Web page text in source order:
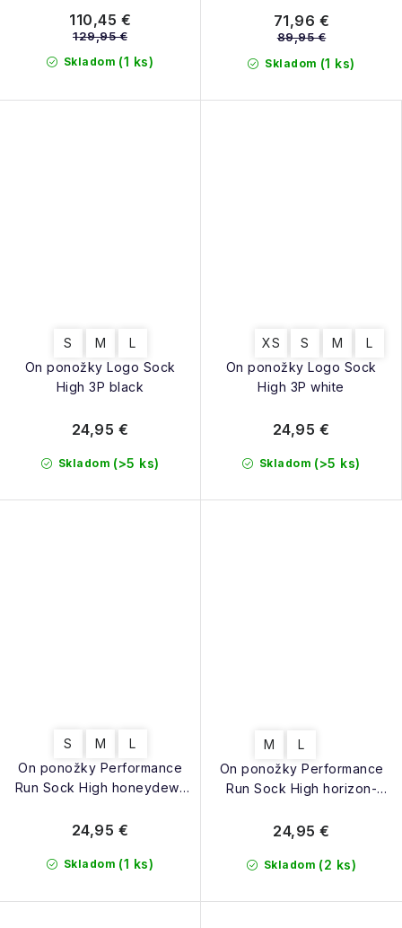
Skladom (1 ks)
110,45 €
129,95 €
Skladom (1 ks)
71,96 €
89,95 €
On ponožky Logo Sock
High 3P black
S M L
Skladom (>5 ks)
24,95 €
On ponožky Logo Sock
High 3P white
XS S M L
Skladom (>5 ks)
24,95 €
On ponožky Performance
Run Sock High honeydew-
S M L
Skladom (1 ks)
24,95 €
On ponožky Performance
Run Sock High horizon-
M L
Skladom (2 ks)
24,95 €